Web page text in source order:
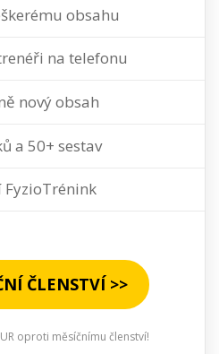
obsahu
na telefonu
nový obsah
a 50+ sestav
ČLENSTVÍ >>
oproti měsíčnímu členství!